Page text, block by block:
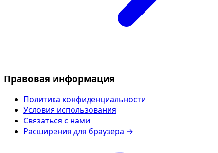
Правовая информация
Политика конфиденциальности
Условия использования
Связаться с нами
Расширения для браузера →